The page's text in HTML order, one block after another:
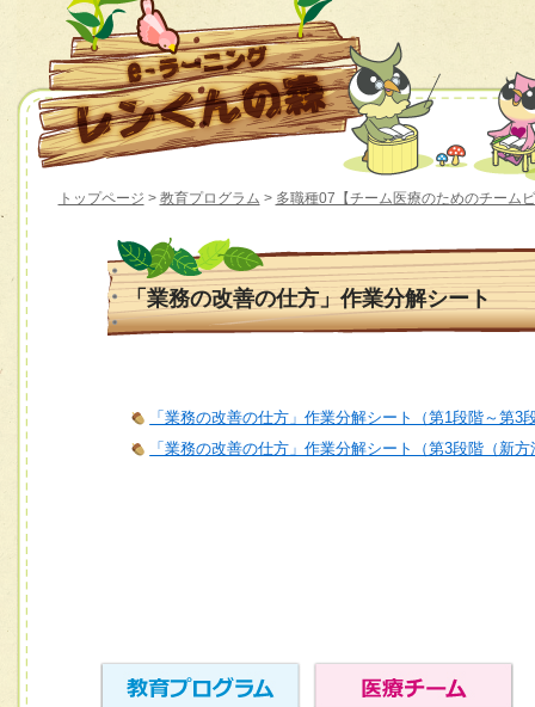
トップページ > 教育プログラム > 多職種07【チーム医療のためのチーム
「業務の改善の仕方」作業分解シート
「業務の改善の仕方」作業分解シート（第1段階～第3
「業務の改善の仕方」作業分解シート（第3段階（新